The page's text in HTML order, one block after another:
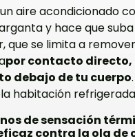
aire acondicionado
y hace que
que se limita a
por contacto directo,
debajo de tu cuerpo
habitación
de sensación
contra la ola de